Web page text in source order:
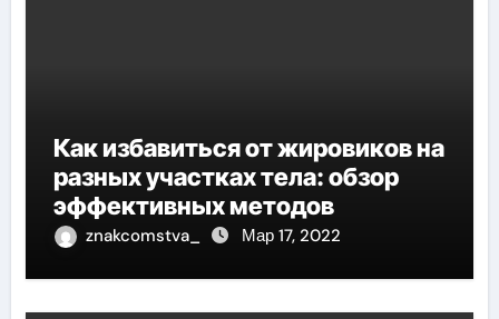
Как избавиться от жировиков на
разных участках тела: обзор
эффективных методов
znakcomstva_ Мар 17, 2022